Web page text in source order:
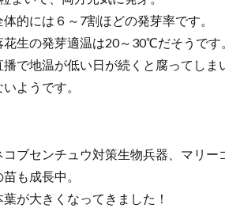
体的には６～7割ほどの発芽率です。
花生の発芽適温は20～30℃だそうです
播で地温が低い日が続くと腐ってしま
いようです。
コブセンチュウ対策生物兵器、マリー
苗も成長中。
葉が大きくなってきました！